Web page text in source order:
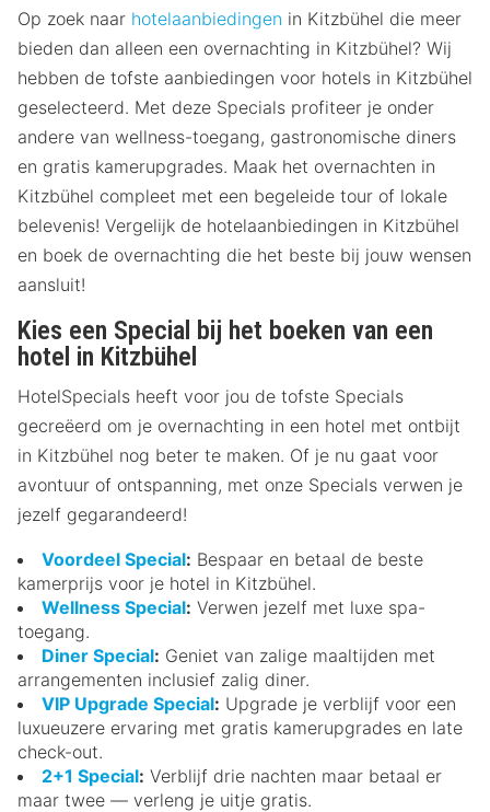
Op zoek naar hotelaanbiedingen in Kitzbühel die meer
bieden dan alleen een overnachting in Kitzbühel? Wij
hebben de tofste aanbiedingen voor hotels in Kitzbühel
geselecteerd. Met deze Specials profiteer je onder
andere van wellness-toegang, gastronomische diners
en gratis kamerupgrades. Maak het overnachten in
Kitzbühel compleet met een begeleide tour of lokale
belevenis! Vergelijk de hotelaanbiedingen in Kitzbühel
en boek de overnachting die het beste bij jouw wensen
aansluit!
Kies een Special bij het boeken van een
hotel in Kitzbühel
HotelSpecials heeft voor jou de tofste Specials
gecreëerd om je overnachting in een hotel met ontbijt
in Kitzbühel nog beter te maken. Of je nu gaat voor
avontuur of ontspanning, met onze Specials verwen je
jezelf gegarandeerd!
Voordeel Special: Bespaar en betaal de beste
kamerprijs voor je hotel in Kitzbühel.
Wellness Special: Verwen jezelf met luxe spa-
toegang.
Diner Special: Geniet van zalige maaltijden met
arrangementen inclusief zalig diner.
VIP Upgrade Special: Upgrade je verblijf voor een
luxueuzere ervaring met gratis kamerupgrades en late
check-out.
2+1 Special: Verblijf drie nachten maar betaal er
maar twee — verleng je uitje gratis.